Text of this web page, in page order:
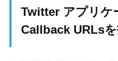
Twitter アプリケ
Callback URLs